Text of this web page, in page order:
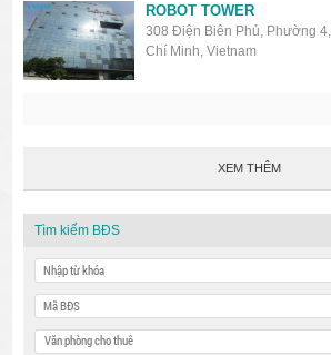
ROBOT TOWER
308 Điện Biên Phủ, Phường
Chí Minh, Vietnam
XEM THÊM
Tìm kiếm BĐS
Văn phòng cho thuê